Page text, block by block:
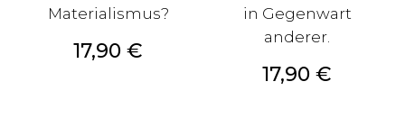
Materialismus?
Preis
17,90 €
in Gegenwart
anderer.
Preis
17,90 €